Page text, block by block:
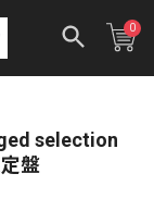
0
selection
盤